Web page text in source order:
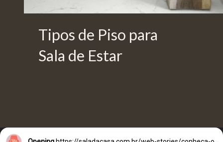
Tipos de Piso para
Sala de Estar